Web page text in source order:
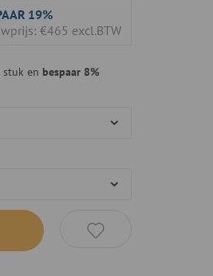
19%
€465 excl.BTW
stuk en bespaar 8%